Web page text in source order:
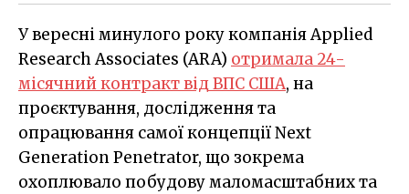
У вересні минулого року компанія Applied
Research Associates (ARA) отримала 24-
місячний контракт від ВПС США, на
проєктування, дослідження та
опрацювання самої концепції Next
Generation Penetrator, що зокрема
охоплювало побудову маломасштабних та